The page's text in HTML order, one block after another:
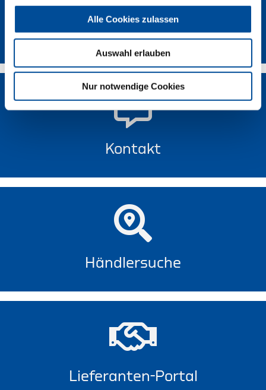
Alle Cookies zulassen
Auswahl erlauben
Nur notwendige Cookies
Newsletter
Kontakt
Händlersuche
Lieferanten-Portal